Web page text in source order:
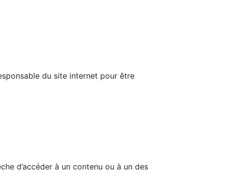
du site internet pour être
d’accéder à un contenu ou à un des